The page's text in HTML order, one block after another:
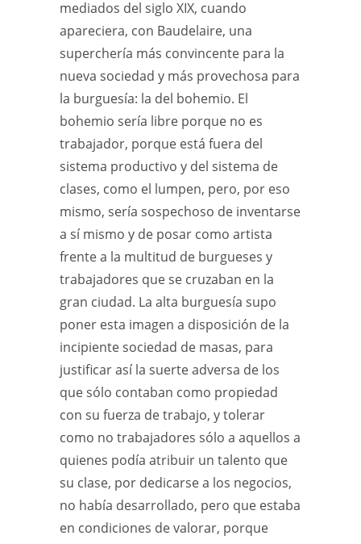
mediados del siglo XIX, cuando
apareciera, con Baudelaire, una
superchería más convincente para la
nueva sociedad y más provechosa para
la burguesía: la del bohemio. El
bohemio sería libre porque no es
trabajador, porque está fuera del
sistema productivo y del sistema de
clases, como el lumpen, pero, por eso
mismo, sería sospechoso de inventarse
a sí mismo y de posar como artista
frente a la multitud de burgueses y
trabajadores que se cruzaban en la
gran ciudad. La alta burguesía supo
poner esta imagen a disposición de la
incipiente sociedad de masas, para
justificar así la suerte adversa de los
que sólo contaban como propiedad
con su fuerza de trabajo, y tolerar
como no trabajadores sólo a aquellos a
quienes podía atribuir un talento que
su clase, por dedicarse a los negocios,
no había desarrollado, pero que estaba
en condiciones de valorar, porque